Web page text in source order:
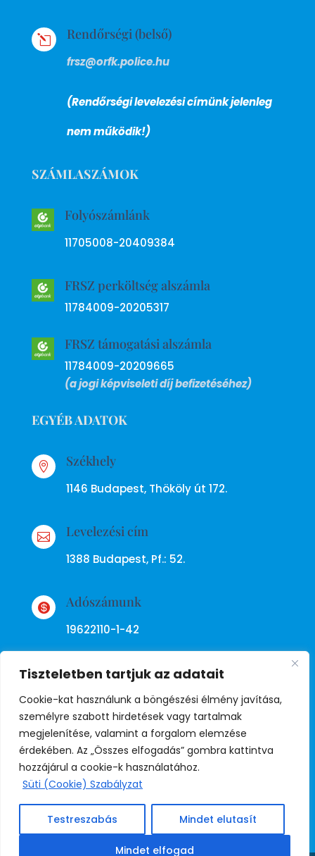
Tiszteletben tartjuk az adatait
Cookie-kat használunk a böngészési élmény javítása,
személyre szabott hirdetések vagy tartalmak
megjelenítése, valamint a forgalom elemzése
érdekében. Az „Összes elfogadás” gombra kattintva
hozzájárul a cookie-k használatához.
Süti (Cookie) Szabályzat
Testreszabás Mindet elutasít
Mindet elfogad
l Rendőrségi (belső)
frsz@orfk.police.hu
(Rendőrségi levelezési címünk jelenleg
nem működik!)
SZÁMLASZÁMOK
Folyószámlánk
11705008-20409384
FRSZ perköltség alszámla
11784009-20205317
FRSZ támogatási alszámla
11784009-20209665
(a jogi képviseleti díj befizetéséhez)
EGYÉB ADATOK
 Székhely
1146 Budapest, Thököly út 172.
 Levelezési cím
1388 Budapest, Pf.: 52.
 Adószámunk
19622110-1-42
Adatkezelési tájékoztató
© Copyright Független Rendőr
Szakszervezet
Weboldal:Juda